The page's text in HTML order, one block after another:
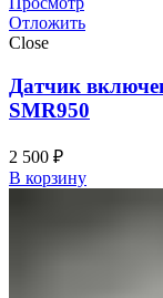
Отложить
Close
Датчик
SMR950
2 500 ₽
В корзину